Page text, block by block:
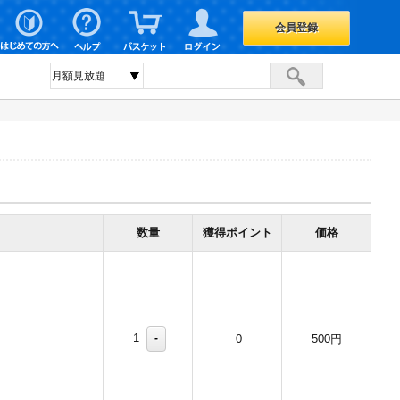
会員登録
数量 獲得ポイント 価格
1 - 0 500円